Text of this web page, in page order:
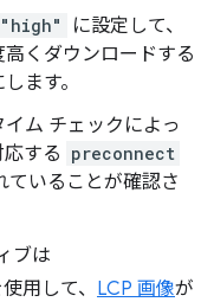
"high"
に設定して、
くダウンロードする
ます。
ム チェックによっ
する preconnect
ていることが確認さ
ブは
用して、 LCP 画像が